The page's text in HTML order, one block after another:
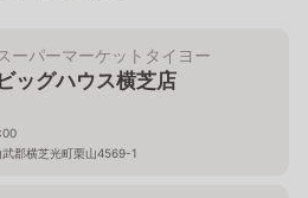
ーパーマーケットタイヨー
ビッグハウス横芝店
武郡横芝光町栗山4569-1